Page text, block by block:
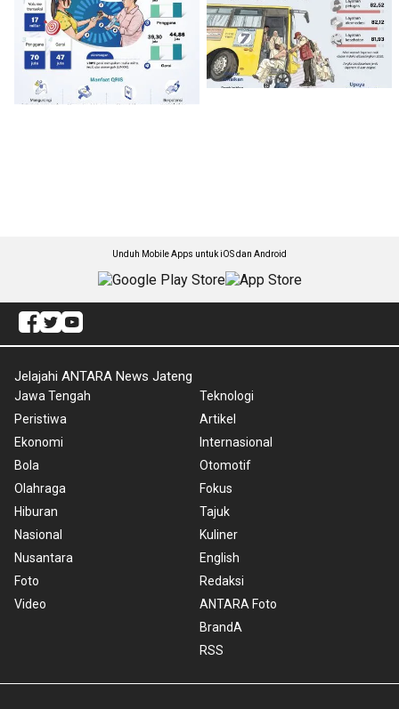
Unduh Mobile Apps untuk iOS dan Android
Jelajahi ANTARA News Jateng
Jawa Tengah
Peristiwa
Ekonomi
Bola
Olahraga
Hiburan
Nasional
Nusantara
Foto
Video
Teknologi
Artikel
Internasional
Otomotif
Fokus
Tajuk
Kuliner
English
Redaksi
ANTARA Foto
BrandA
RSS